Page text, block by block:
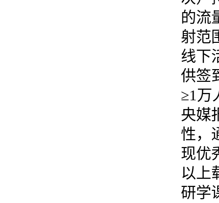
的流
射范
线下
供签
≥1万
央媒
性，
现优
以上
研学